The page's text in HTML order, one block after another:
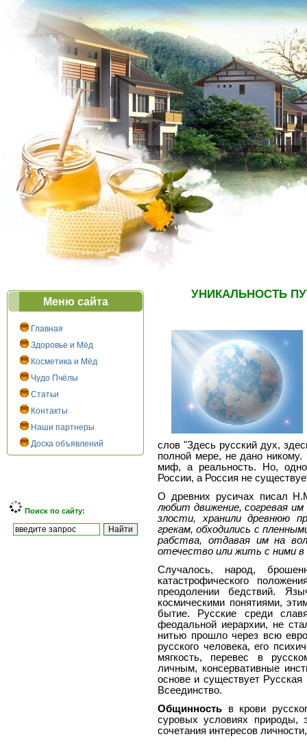
Меню сайта
Главная
Здоровье и Мёд
Косметика и Мёд
Чудо Пчёлы
Статьи
Контакты
Наши партнеры
Доска объявлений
Поиск по сайту:
УНИКАЛЬНОСТЬ
слов "Здесь русский дух,
полной мере, не дано
миф, а реальность. Но,
России, а Россия не
О древних русичах писал
любит движение, согревая
злости, хранили древнюю
грекам, обходились с
рабства, отдавая им на
отечество или жить с ними
Случалось, народ,
катастрофического
преодолении бедствий.
космическими понятиями,
бытие. Русские среди
феодальной иерархии, не
нитью прошло через всю
русского человека, его
мягкость, перевес в
личным, консервативные
основе и существует
Всеединство.
Общинность в крови
суровых условиях природы,
сочетания интересов